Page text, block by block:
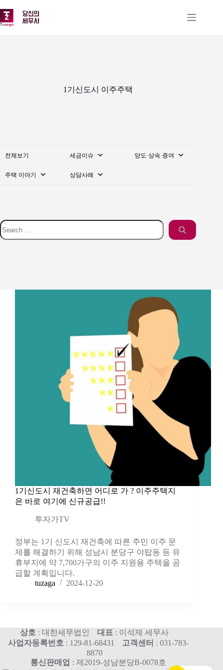
문
으
1기신도시 이주주택
전체보기 세금이슈 양도·상속·증여
주택 이야기 상담사례
1기신도시 재건축하면 어디로 가 ? 이주주택지
은 바로 여기에 신규공급!!
투자가TV
정부는 1기 신도시 재건축에 따른 주민 이주 문
제를 해결하기 위해 성남시 분당구 야탑동 등 유
휴부지에 약 7,700가구의 이주 지원용 주택을 공
급할 계획입니다.
tuzaga
2024-12-20
상호 : 대한세무법인 대표 : 이석제 세무사
사업자등록번호 : 129-81-68431 고객센터 : 031-783-
8870
통신판매업 : 제2019-성남분당B-0078호